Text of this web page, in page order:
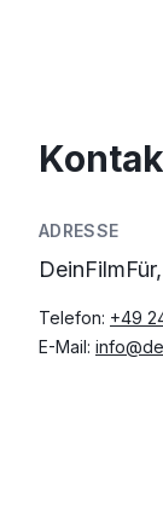
ADRESSE
Telefon: +49
E-Mail: